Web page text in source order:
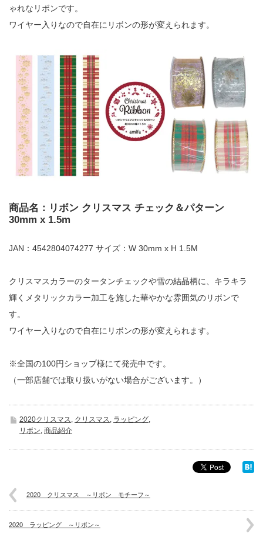
ゃれなリボンです。
ワイヤー入りなので自在にリボンの形が変えられます。
商品名：リボン クリスマス チェック＆パターン
30mm x 1.5m
JAN：4542804074277 サイズ：W 30mm x H 1.5M
クリスマスカラーのタータンチェックや雪の結晶柄に、キラキラ
輝くメタリックカラー加工を施した華やかな雰囲気のリボンで
す。
ワイヤー入りなので自在にリボンの形が変えられます。
※全国の100円ショップ様にて発売中です。
（一部店舗では取り扱いがない場合がございます。）
2020クリスマス クリスマス ラッピング
リボン 商品紹介
2020 クリスマス ～リボン モチーフ～
2020 ラッピング ～リボン～